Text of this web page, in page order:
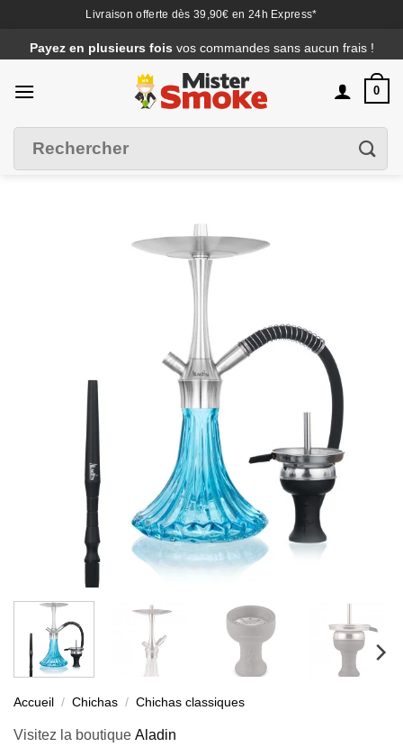
Livraison offerte dès 39,90€ en 24h Express*
au
contenu
Payez en plusieurs fois vos commandes sans aucun frais !
0
pour :
Accueil / Chichas / Chichas classiques
Visitez la boutique Aladin